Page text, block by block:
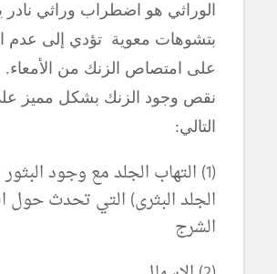
الوراثي هو اضطراب وراثي
بتشوهات معوية تؤدي إلى عدم
على امتصاص الزنك من الأمعاء.
نقص وجود الزنك بشكل مميز
التالي:
(1) التهاب الجلد مع وجود
الجلد البثرى) التي تحدث حول
الشرج